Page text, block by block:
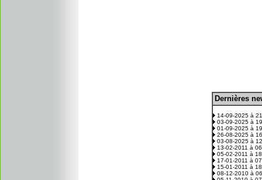
Dernières
14-09-2025 à
03-09-2025 à
01-09-2025 à
26-08-2025 à
03-08-2025 à
13-02-2011 à
05-02-2011 à
17-01-2011 à
15-01-2011 à
08-12-2010 à